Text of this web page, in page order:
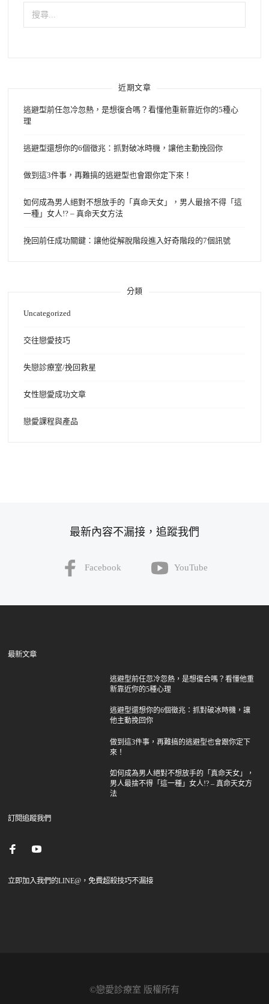
搜
鍵
近期文章
逃避型前任忽冷忽熱，是想復合嗎？看懂他重新靠近你的5種心
理
逃避型還想你的6個徵兆：抓對破冰時機，讓他主動挽回你
做到這3件事，再難搞的逃避型也會跟你定下來！
如何成為男人絕對不想放手的「真命天女」，男人最捨不得「這
一種」女人!? – 真命天女方法
挽回前任成功關鍵：讓他從解脫階段進入好奇階段的7個訊號
分類
Uncategorized
交往戀愛技巧
失戀診療室/挽回救星
女性戀愛成功文章
戀愛課程與產品
最新內容不漏接，追蹤我們
Facebook YouTube
最新文章
逃避型前任忽冷忽熱，是想復合嗎？看懂他重
新靠近你的5種心理
逃避型還想你的6個徵兆：抓對破冰時機，讓
他主動挽回你
做到這3件事，再難搞的逃避型也會跟你定下
來！
如何成為男人絕對不想放手的「真命天女」，
男人最捨不得「這一種」女人!? – 真命天女方
法
訂閱追蹤我們
立即加入我們的LINE@，免費超殺技巧不漏接
©戀愛診療室 版權所有